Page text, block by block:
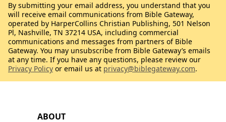
ABOUT
By submitting your email address, you understand that you
will receive email communications from Bible Gateway,
operated by HarperCollins Christian Publishing, 501 Nelson
Pl, Nashville, TN 37214 USA, including commercial
communications and messages from partners of Bible
Gateway. You may unsubscribe from Bible Gateway’s emails
at any time. If you have any questions, please review our
Privacy Policy or email us at privacy@biblegateway.com.